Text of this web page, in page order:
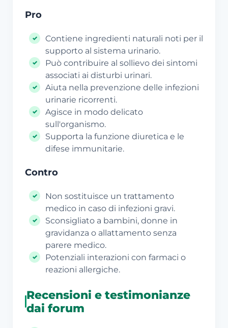
Pro
Contiene ingredienti naturali noti per il
supporto al sistema urinario.
Può contribuire al sollievo dei sintomi
associati ai disturbi urinari.
Aiuta nella prevenzione delle infezioni
urinarie ricorrenti.
Agisce in modo delicato
sull'organismo.
Supporta la funzione diuretica e le
difese immunitarie.
Contro
Non sostituisce un trattamento
medico in caso di infezioni gravi.
Sconsigliato a bambini, donne in
gravidanza o allattamento senza
parere medico.
Potenziali interazioni con farmaci o
reazioni allergiche.
Recensioni e testimonianze
dai forum